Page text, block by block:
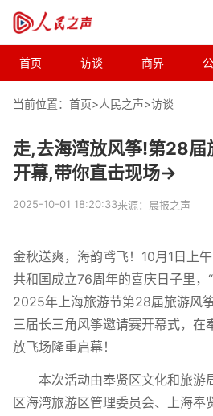
首页 访谈 商界
当前位置：首页>人民之声>访谈
走,去海湾放风筝!第28届
开幕,带你直击现场→
2025-10-01 18:20:33来源：晨报之声
金秋送爽，海韵鸢飞！10月1日上
共和国成立76周年的喜庆日子里，
2025年上海旅游节第28届旅游风
三届长三角风筝邀请赛开幕式，在
放飞场隆重启幕！
本次活动由奉贤区文化和旅游
区海湾旅游区管理委员会、上海奉